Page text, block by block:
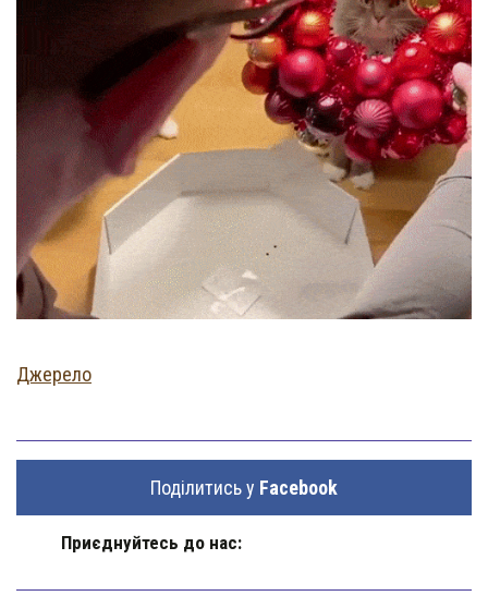
Джерело
Поділитись у Facebook
Приєднуйтесь до нас: